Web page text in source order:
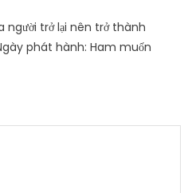
người trở lại nên trở thành
phát hành: Ham muốn